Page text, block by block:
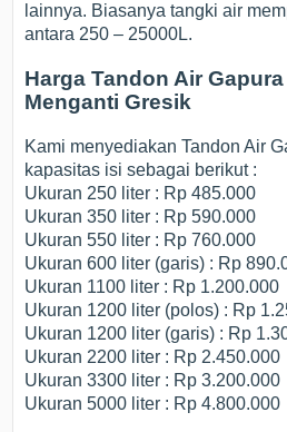
lainnya. Biasanya tangki air
antara 250 – 25000L.
Harga Tandon Air
Menganti Gresik
Kami menyediakan Tandon Air
kapasitas isi sebagai berikut :
Ukuran 250 liter : Rp 485.000
Ukuran 350 liter : Rp 590.000
Ukuran 550 liter : Rp 760.000
Ukuran 600 liter (garis) : Rp
Ukuran 1100 liter : Rp 1.200.000
Ukuran 1200 liter (polos) : Rp
Ukuran 1200 liter (garis) : Rp
Ukuran 2200 liter : Rp 2.450.000
Ukuran 3300 liter : Rp 3.200.000
Ukuran 5000 liter : Rp 4.800.000